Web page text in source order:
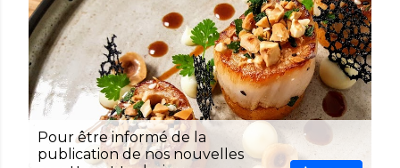
Pour être informé de la
publication de nos nouvelles